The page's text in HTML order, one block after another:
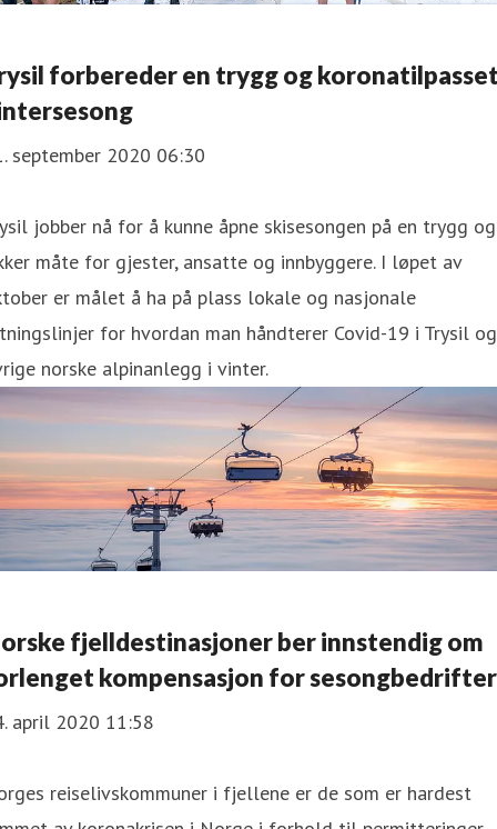
forbereder en trygg og
september 2020 06:30
jobber nå for å kunne åpne skisesongen på en trygg og
måte for gjester, ansatte og innbyggere. I løpet av
er målet å ha på plass lokale og nasjonale
for hvordan man håndterer Covid-19 i Trysil og
norske alpinanlegg i vinter.
fjelldestinasjoner ber innstendig om
kompensasjon for sesongbedrifter
april 2020 11:58
reiselivskommuner i fjellene er de som er hardest